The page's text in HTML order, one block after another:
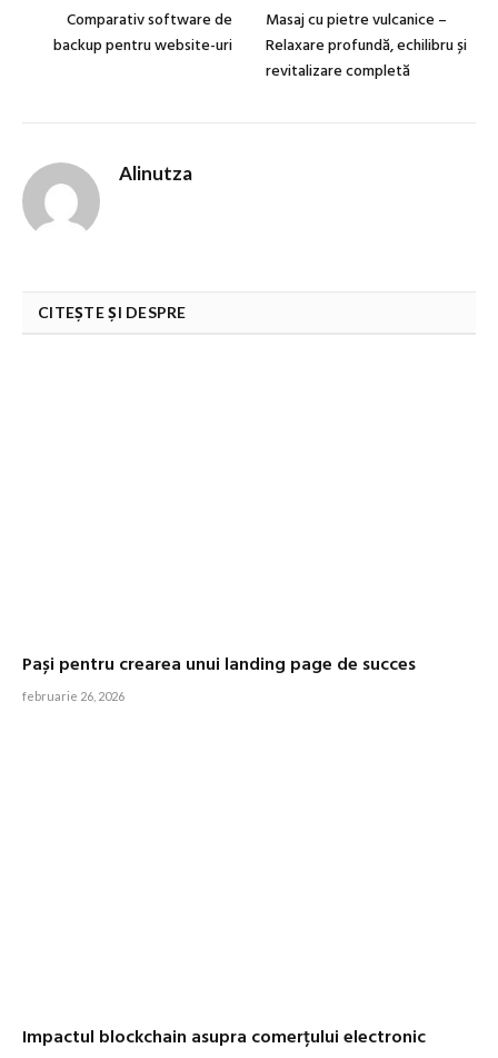
Comparativ software de
backup pentru website-uri
Masaj cu pietre vulcanice –
Relaxare profundă, echilibru și
revitalizare completă
Alinutza
CITEȘTE ȘI DESPRE
Pași pentru crearea unui landing page de succes
februarie 26, 2026
Impactul blockchain asupra comerțului electronic